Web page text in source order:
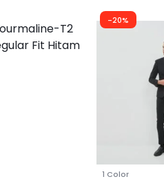
-20%
1 Color